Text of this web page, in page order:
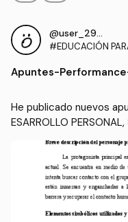
@user_2935509
#EDUCACIÓN
SOCIAL Y MEDIO
Apuntes-
He publicado nuevos
ESARROLLO
rmance-1.pdf